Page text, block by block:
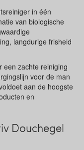
in één
van biologische
langdurige frisheid
een zachte reiniging
voor de man
aan de hoogste
en
Douchegel